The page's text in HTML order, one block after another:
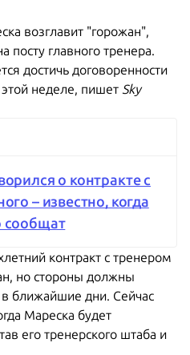
возглавит "горожан",
посту главного тренера.
достичь договоренности
неделе, пишет Sky
о контракте с
– известно, когда
сообщат
контракт с тренером
но стороны должны
ближайшие дни. Сейчас
Мареска будет
его тренерского штаба и